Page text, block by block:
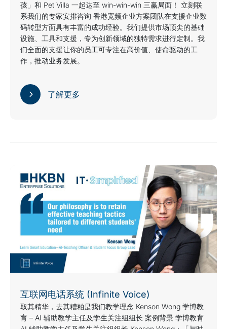
孩」和 Pet Villa 一起达至 win-win-win 三赢局面！ 立刻联
系我们的专家安排咨询 香港宽频企业方案团队在支援企业数
码转型方面具有丰富的成功经验。我们提供市场顶尖的基础
设施、工具和支援，专为创新领域的独特需求进行定制。我
们全面的支援让你的员工可专注在高价值、使命驱动的工
作，推动业务发展。
了解更多
互联网电话系统 (Infinite Voice)
取其精华，去其糟粕是我们教学理念 Kenson Wong 学博教
育 – AI 辅助教学主任及学生关注组组长 案例背景 学博教育